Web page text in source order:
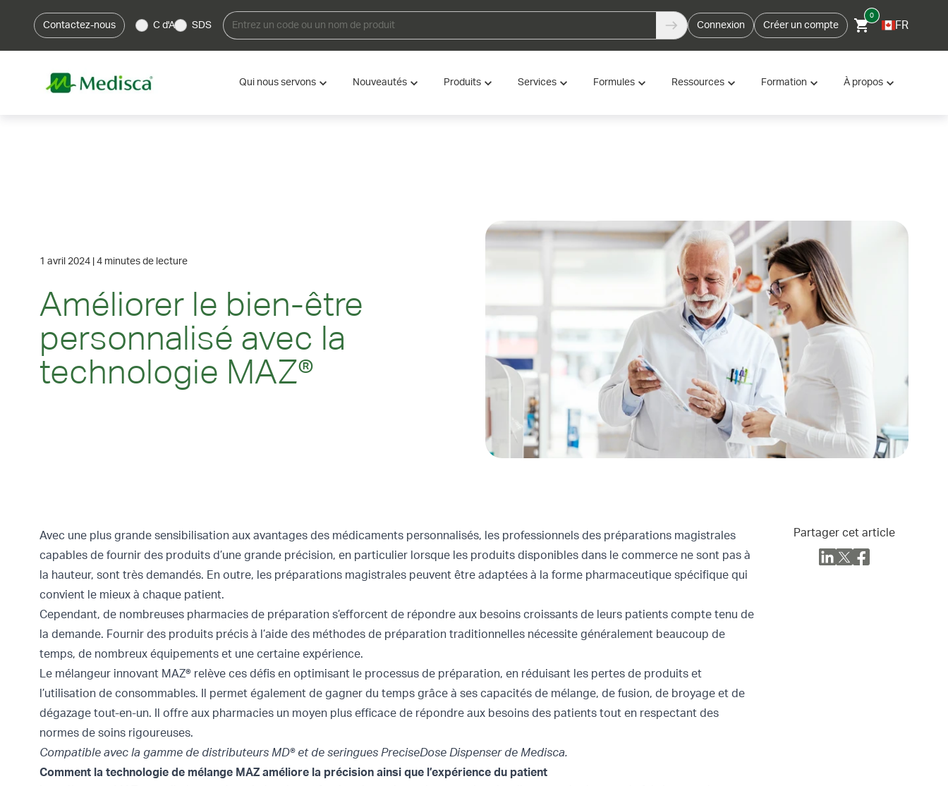
Contactez-nous C d'A SDS Connexion Créer un compte
0
FR
Qui nous servons Nouveautés Produits Services Formules Ressources Formation À propos
1 avril 2024 4 minutes de lecture
Améliorer le bien-être
personnalisé avec la
technologie MAZ®
Avec une plus grande sensibilisation aux avantages des médicaments personnalisés, les professionnels des préparations magistrales
capables de fournir des produits d’une grande précision, en particulier lorsque les produits disponibles dans le commerce ne sont pas à
la hauteur, sont très demandés. En outre, les préparations magistrales peuvent être adaptées à la forme pharmaceutique spécifique qui
convient le mieux à chaque patient.
Cependant, de nombreuses pharmacies de préparation s’efforcent de répondre aux besoins croissants de leurs patients compte tenu de
la demande. Fournir des produits précis à l’aide des méthodes de préparation traditionnelles nécessite généralement beaucoup de
temps, de nombreux équipements et une certaine expérience.
Le mélangeur innovant MAZ® relève ces défis en optimisant le processus de préparation, en réduisant les pertes de produits et
l’utilisation de consommables. Il permet également de gagner du temps grâce à ses capacités de mélange, de fusion, de broyage et de
dégazage tout-en-un. Il offre aux pharmacies un moyen plus efficace de répondre aux besoins des patients tout en respectant des
normes de soins rigoureuses.
Compatible avec la gamme de distributeurs MD®et de seringues PreciseDose Dispenserde Medisca.
Comment la technologie de mélange MAZ améliore la précision ainsi que l’expérience du patient
Partager cet article